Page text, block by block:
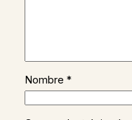
Nombre *